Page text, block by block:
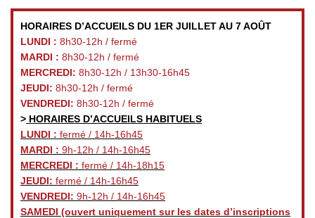
HORAIRES D’ACCUEILS DU 1ER JUILLET AU 7 AOÛT
LUNDI : 8h30-12h / fermé
MARDI : 8h30-12h / fermé
MERCREDI: 8h30-12h / 13h30-16h45
JEUDI: 8h30-12h / fermé
VENDREDI: 8h30-12h / fermé
> HORAIRES D’ACCUEILS HABITUELS
LUNDI : fermé / 14h-16h45
MARDI : 9h-12h / 14h-16h45
MERCREDI : fermé / 14h-18h15
JEUDI: fermé / 14h-16h45
VENDREDI: 9h-12h / 14h-16h45
SAMEDI (ouvert uniquement sur les dates d’inscriptions